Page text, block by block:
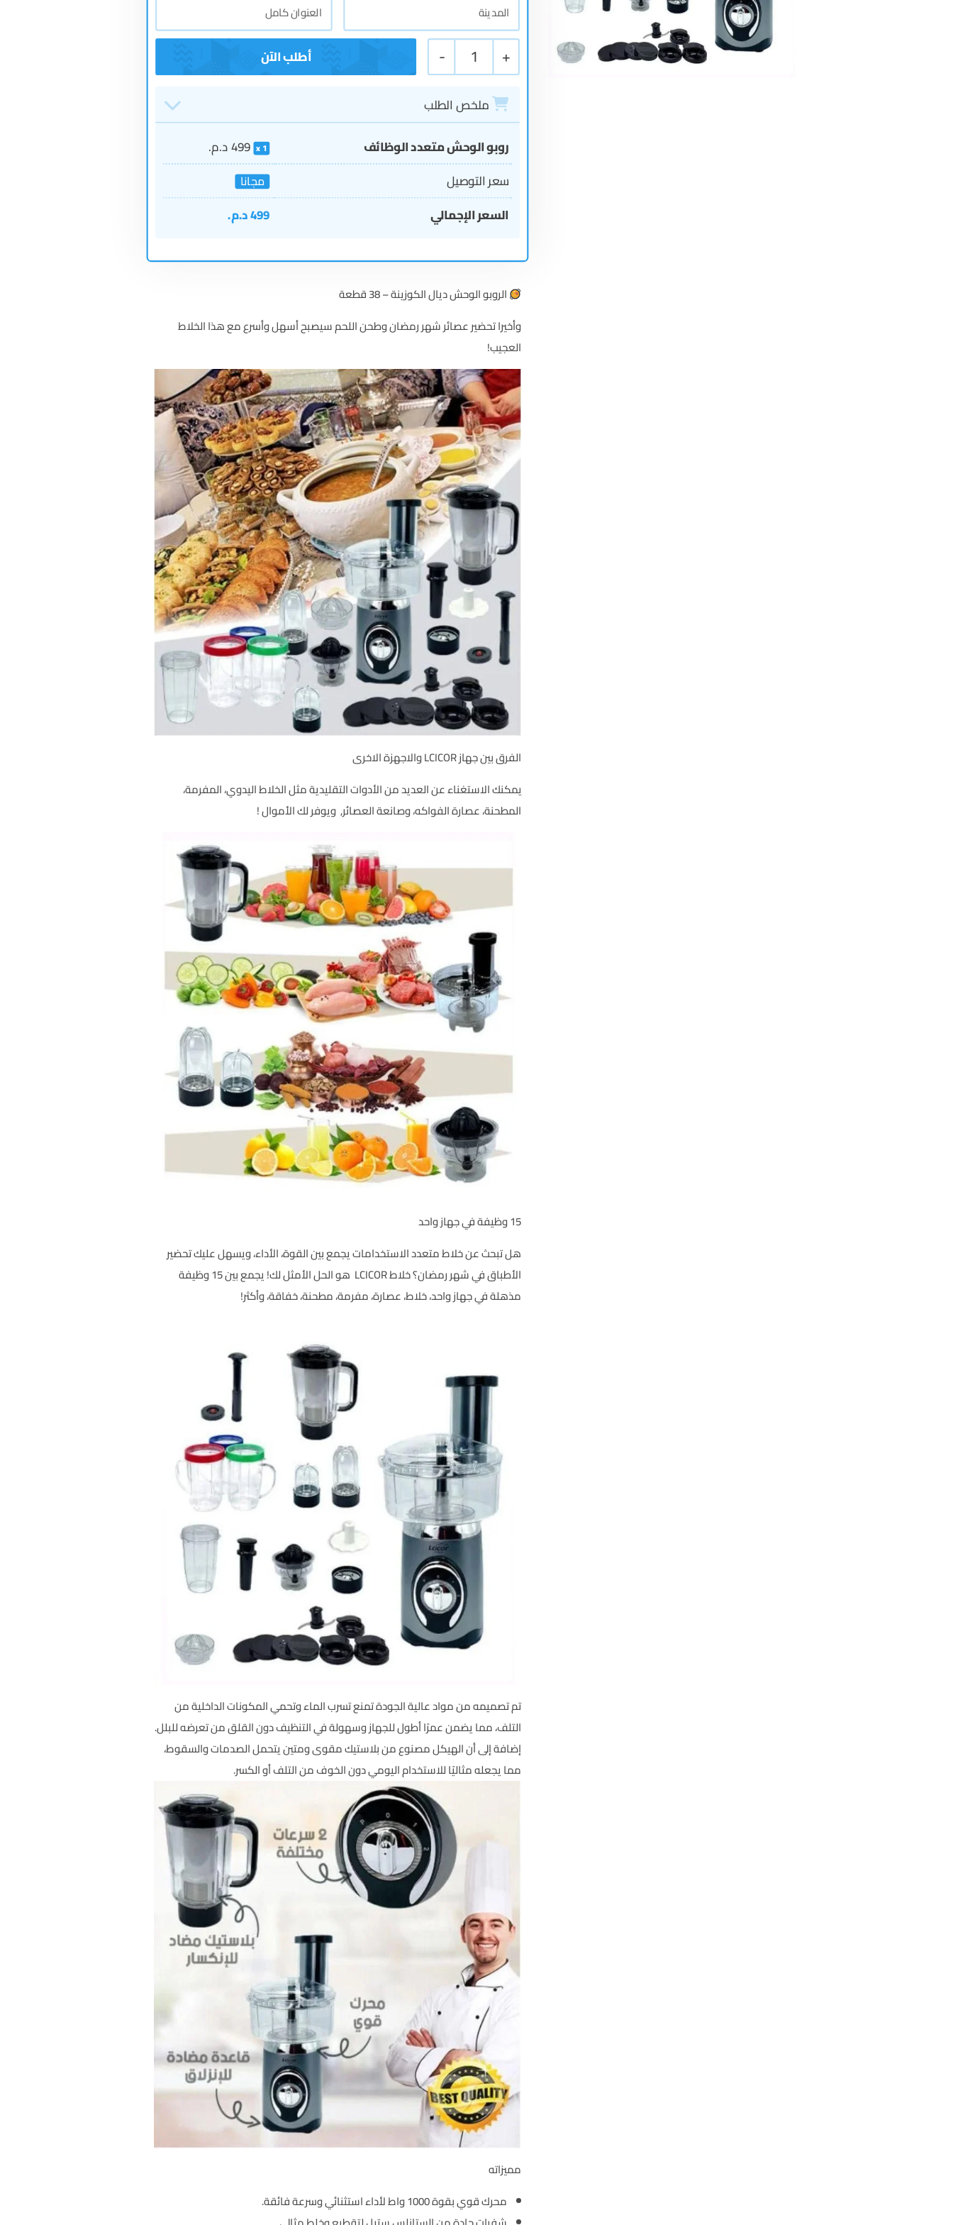
+
1
-
ملخص الطلب
روبو الوحش متعدد الوظائف 1
499د.م.
سعر التوصيل
مجانا
السعر الإجمالي 499د.م.
الروبو الوحش ديال الكوزينة – 38 قطعة
وأخيرا تحضير عصائر شهر رمضان وطحن اللحم سيصبح أسهل وأسرع مع هذا الخلاط
العجيب!
الفرق بين جهاز LCICOR والاجهزة الاخرى
يمكنك الاستغناء عن العديد من الأدوات التقليدية مثل الخلاط اليدوي، المفرمة،
المطحنة، عصارة الفواكه، وصانعة العصائر, ويوفر لك الأموال !
15 وظيفة في جهاز واحد
هل تبحث عن خلاط متعدد الاستخدامات يجمع بين القوة، الأداء، ويسهل عليك تحضير
الأطباق في شهر رمضان؟ خلاط LCICOR هو الحل الأمثل لك! يجمع بين 15 وظيفة
مذهلة في جهاز واحد، خلاط، عصارة، مفرمة، مطحنة، خفاقة، وأكثر!
تم تصميمه من مواد عالية الجودة تمنع تسرب الماء وتحمي المكونات الداخلية من
التلف، مما يضمن عمرًا أطول للجهاز وسهولة في التنظيف دون القلق من تعرضه للبلل.
إضافة إلى أن الهيكل مصنوع من بلاستيك مقوى ومتين يتحمل الصدمات والسقوط،
مما يجعله مثاليًا للاستخدام اليومي دون الخوف من التلف أو الكسر.
مميزاته
محرك قوي بقوة 1000 واط لأداء استثنائي وسرعة فائقة.